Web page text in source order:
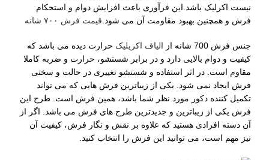
نیست اکرلیک باشد.این فرآوری باعث افزایش دوام و استحکام
فرش و همچنین بهبود مقاومت آن می شود.قیمت فرش ۷۰۰ شانه
جنس فرش 700 شانه از الیاف اکریلیک حرارت دیده می باشد که
کیفیت و دوام بالایی دارد و در برابر شستشو، حرارت و ضربه کاملا
مقاوم است. در اثر استفاده و شستشو تغییری در حالت و سختی
فرش ایجاد نمی شود. یکی از زیباترین فرش هایی که می تواند
تکمیل کننده دکور مورد نظر شما باشد، همین فرش است. طرح این
فرش یکی از زیباترین و جدیدترین طرح های فرش می باشد. اگر از
آن دسته افرادی هستید که علاوه بر نقش و نگار فرش، کیفیت آن
نیز مهم است، می توانید این فرش را انتخاب کنید.